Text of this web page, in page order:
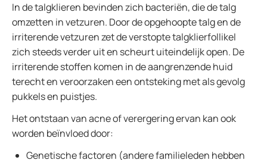
In de talgklieren bevinden zich bacteriën, die de talg
omzetten in vetzuren. Door de opgehoopte talg en de
irriterende vetzuren zet de verstopte talgklierfollikel
zich steeds verder uit en scheurt uiteindelijk open. De
irriterende stoffen komen in de aangrenzende huid
terecht en veroorzaken een ontsteking met als gevolg
pukkels en puistjes.
Het ontstaan van acne of verergering ervan kan ook
worden beïnvloed door:
Genetische factoren (andere familieleden hebben